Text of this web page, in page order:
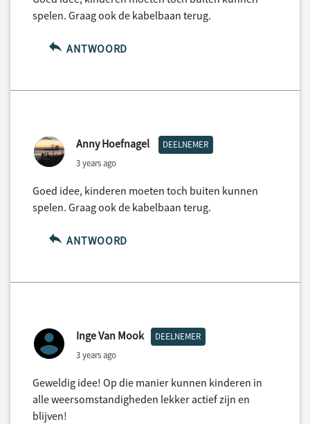
spelen. Graag ook de kabelbaan terug.
ANTWOORD
Anny Hoefnagel DEELNEMER
3 years ago
Goed idee, kinderen moeten toch buiten kunnen
spelen. Graag ook de kabelbaan terug.
ANTWOORD
Inge Van Mook DEELNEMER
3 years ago
Geweldig idee! Op die manier kunnen kinderen in
alle weersomstandigheden lekker actief zijn en
blijven!